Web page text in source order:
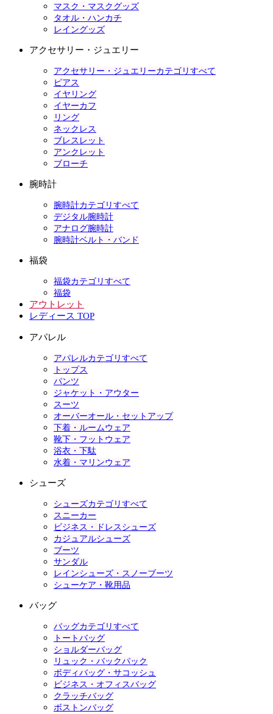
マスク・マスクグッズ
タオル・ハンカチ
レイングッズ
アクセサリー・ジュエリー
アクセサリー・ジュエリーカテゴリすべて
ピアス
イヤリング
イヤーカフ
リング
ネックレス
ブレスレット
アンクレット
ブローチ
腕時計
腕時計カテゴリすべて
デジタル腕時計
アナログ腕時計
腕時計ベルト・バンド
福袋
福袋カテゴリすべて
福袋
アウトレット
レディース TOP
アパレル
アパレルカテゴリすべて
トップス
パンツ
ジャケット・アウター
スーツ
オーバーオール・セットアップ
下着・ルームウェア
靴下・フットウェア
浴衣・下駄
水着・マリンウェア
シューズ
シューズカテゴリすべて
スニーカー
ビジネス・ドレスシューズ
カジュアルシューズ
ブーツ
サンダル
レインシューズ・スノーブーツ
シューケア・靴用品
バッグ
バッグカテゴリすべて
トートバッグ
ショルダーバッグ
リュック・バックパック
ボディバッグ・サコッシュ
ビジネス・オフィスバッグ
クラッチバッグ
ボストンバッグ